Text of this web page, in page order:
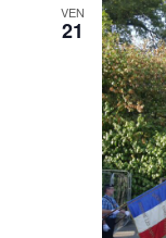
VEN
21